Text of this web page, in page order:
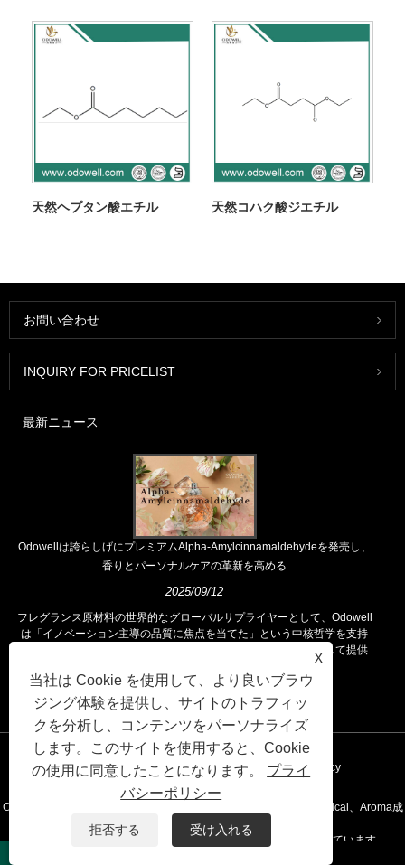
天然ヘプタン酸エチル 天然コハク酸ジエチル
お問い合わせ
INQUIRY FOR PRICELIST
最新ニュース
Odowellは誇らしげにプレミアムAlpha-Amylcinnamaldehydeを発売し、
香りとパーソナルケアの革新を高める
2025/09/12
フレグランス原材料の世界的なグローバルサプライヤーとして、Odowell
は「イノベーション主導の品質に焦点を当てた」という中核哲学を支持
し、世界中の顧客に優れたフレグランスソリューションを一貫して提供
リンク Sitemap RSS XML Privacy Policy
Copyright©2020 Kunshan Odowell Co。、Ltd -China Aroma Chemical、Aroma成
分メーカー、エッセンシャルオイルサプライヤー全員が留保されています。
X
当社は Cookie を使用して、より良いブラウ
ジング体験を提供し、サイトのトラフィッ
クを分析し、コンテンツをパーソナライズ
します。このサイトを使用すると、Cookie
の使用に同意したことになります。 プライ
バシーポリシー
拒否する 受け入れる